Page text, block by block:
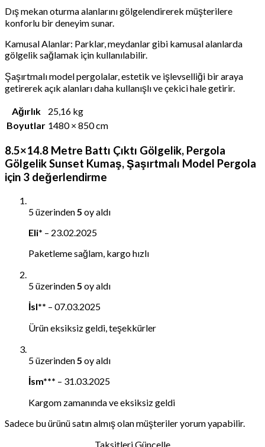
Dış mekan oturma alanlarını gölgelendirerek müşterilere
konforlu bir deneyim sunar.
Kamusal Alanlar: Parklar, meydanlar gibi kamusal alanlarda
gölgelik sağlamak için kullanılabilir.
Şaşırtmalı model pergolalar, estetik ve işlevselliği bir araya
getirerek açık alanları daha kullanışlı ve çekici hale getirir.
Ağırlık
25,16 kg
Boyutlar 1480 × 850 cm
8.5×14.8 Metre Battı Çıktı Gölgelik, Pergola
Gölgelik Sunset Kumaş, Şaşırtmalı Model Pergola
için 3 değerlendirme
5 üzerinden5 oy aldı
Eli* – 23.02.2025
Paketleme sağlam, kargo hızlı
5 üzerinden5 oy aldı
İsl** – 07.03.2025
Ürün eksiksiz geldi, teşekkürler
5 üzerinden5 oy aldı
İsm*** – 31.03.2025
Kargom zamanında ve eksiksiz geldi
Sadece bu ürünü satın almış olan müşteriler yorum yapabilir.
Taksitleri Güncelle